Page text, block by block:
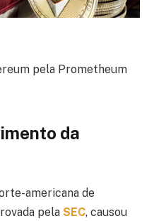
pela Prometheum
da
americana de
pela SEC, causou